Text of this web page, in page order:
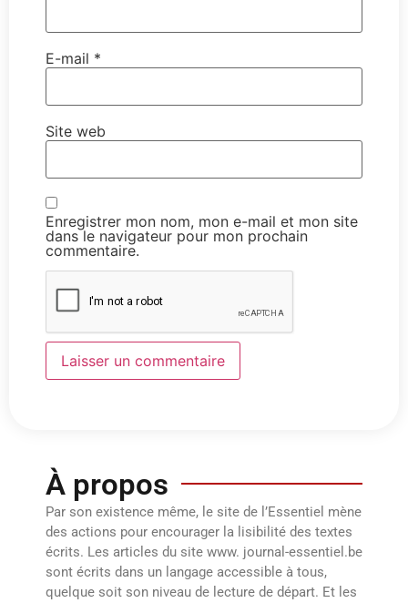
E-mail *
Site web
Enregistrer mon nom, mon e-mail et mon site
dans le navigateur pour mon prochain
commentaire.
À propos
Par son existence même, le site de l’Essentiel mène
des actions pour encourager la lisibilité des textes
écrits. Les articles du site www. journal-essentiel.be
sont écrits dans un langage accessible à tous,
quelque soit son niveau de lecture de départ. Et les